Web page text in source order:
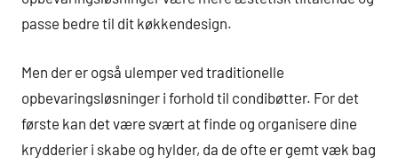
passe bedre til dit køkkendesign.
Men der er også ulemper ved traditionelle
opbevaringsløsninger i forhold til condibøtter. For det
første kan det være svært at finde og organisere dine
krydderier i skabe og hylder, da de ofte er gemt væk bag